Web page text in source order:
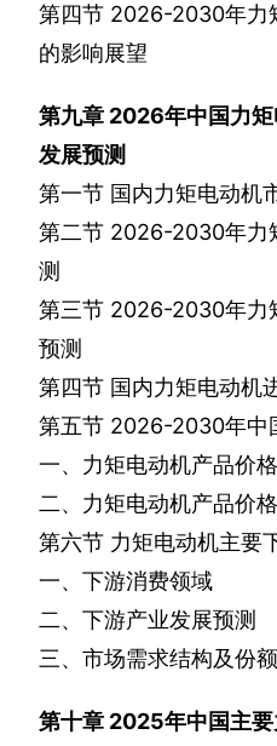
第四节 2026-2030年力
的影响展望
第九章 2026年中国力
发展预测
第一节 国内力矩电动机
第二节 2026-2030年力
测
第三节 2026-2030年力
预测
第四节 国内力矩电动机
第五节 2026-2030年中
一、力矩电动机产品价
二、力矩电动机产品价
第六节 力矩电动机主要
一、下游消费领域
二、下游产业发展预测
三、市场需求结构及份
第十章 2025年中国主